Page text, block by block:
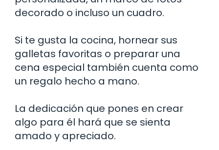
decorado o incluso un cuadro.
Si te gusta la cocina, hornear sus
galletas favoritas o preparar una
cena especial también cuenta como
un regalo hecho a mano.
La dedicación que pones en crear
algo para él hará que se sienta
amado y apreciado.